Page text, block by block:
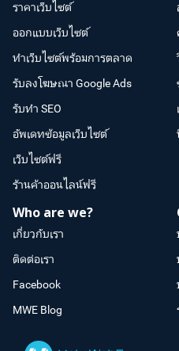
ราคาเว็บไซต์
ออกแบบเว็บไซต์
ทำเว็บไซต์พร้อมการตลาด
รับลงโฆษณา Google Ads
รับทำ SEO
อัพเดทข้อมูลเว็บไซต์
เว็บไซต์ฟรี
ร้านค้าออนไลน์ฟรี
Who are we?
เกี่ยวกับเรา
ติดต่อเรา
Facebook
MWE Blog